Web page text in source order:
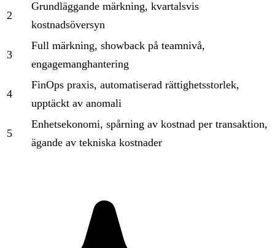
2
Grundläggande märkning, kvartalsvis
kostnadsöversyn
3
Full märkning, showback på teamnivå,
engagemanghantering
4
FinOps praxis, automatiserad rättighetsstorlek,
upptäckt av anomali
5
Enhetsekonomi, spårning av kostnad per transaktion,
ägande av tekniska kostnader